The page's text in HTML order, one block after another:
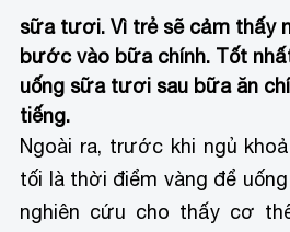
sữa tươi. Vì trẻ sẽ cảm thấy
bước vào bữa chính. Tốt
uống sữa tươi sau bữa ăn
tiếng.
Ngoài ra, trước khi ngủ
tối là thời điểm vàng để
nghiên cứu cho thấy cơ